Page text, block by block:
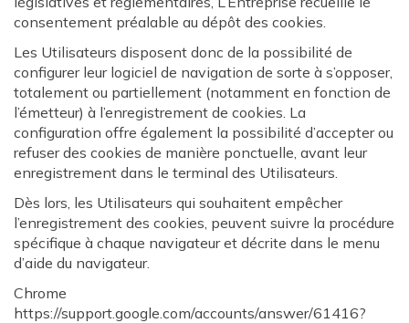
consentement préalable au dépôt des cookies.
Les Utilisateurs disposent donc de la possibilité de
configurer leur logiciel de navigation de sorte à s’opposer,
totalement ou partiellement (notamment en fonction de
l’émetteur) à l’enregistrement de cookies. La
configuration offre également la possibilité d’accepter ou
refuser des cookies de manière ponctuelle, avant leur
enregistrement dans le terminal des Utilisateurs.
Dès lors, les Utilisateurs qui souhaitent empêcher
l’enregistrement des cookies, peuvent suivre la procédure
spécifique à chaque navigateur et décrite dans le menu
d’aide du navigateur.
Chrome
https://support.google.com/accounts/answer/61416?